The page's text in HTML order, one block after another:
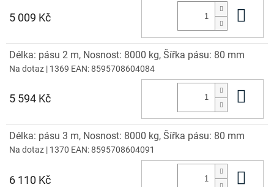
5 009 Kč
Délka: pásu 2 m, Nosnost: 8000 kg, Šířka pásu: 80 mm
Na dotaz | 1369 EAN:8595708604084
5 594 Kč
Délka: pásu 3 m, Nosnost: 8000 kg, Šířka pásu: 80 mm
Na dotaz | 1370 EAN:8595708604091
6 110 Kč